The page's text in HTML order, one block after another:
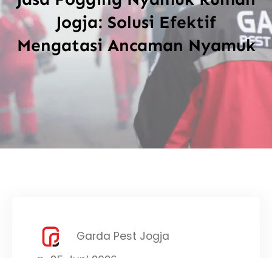
Jogja: Solusi Efektif
Mengatasi Ancaman Nyamuk
Garda Pest Jogja